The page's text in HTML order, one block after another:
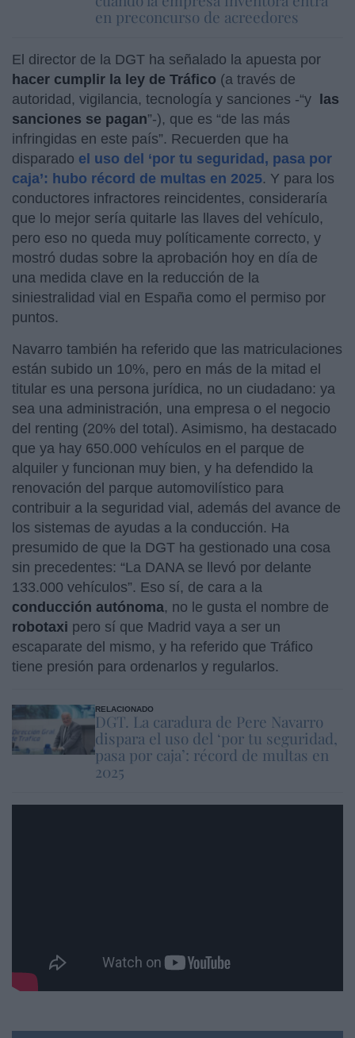
en preconcurso de acreedores
El director de la DGT ha señalado la apuesta por
hacer cumplir la ley de Tráfico (a través de
autoridad, vigilancia, tecnología y sanciones -“y las
sanciones se pagan”-), que es “de las más
infringidas en este país”. Recuerden que ha
disparado el uso del ‘por tu seguridad, pasa por
caja’: hubo récord de multas en 2025. Y para los
conductores infractores reincidentes, consideraría
que lo mejor sería quitarle las llaves del vehículo,
pero eso no queda muy políticamente correcto, y
mostró dudas sobre la aprobación hoy en día de
una medida clave en la reducción de la
siniestralidad vial en España como el permiso por
puntos.
Navarro también ha referido que las matriculaciones
están subido un 10%, pero en más de la mitad el
titular es una persona jurídica, no un ciudadano: ya
sea una administración, una empresa o el negocio
del renting (20% del total). Asimismo, ha destacado
que ya hay 650.000 vehículos en el parque de
alquiler y funcionan muy bien, y ha defendido la
renovación del parque automovilístico para
contribuir a la seguridad vial, además del avance de
los sistemas de ayudas a la conducción. Ha
presumido de que la DGT ha gestionado una cosa
sin precedentes: “La DANA se llevó por delante
133.000 vehículos”. Eso sí, de cara a la
conducción autónoma, no le gusta el nombre de
robotaxi pero sí que Madrid vaya a ser un
escaparate del mismo, y ha referido que Tráfico
tiene presión para ordenarlos y regularlos.
RELACIONADO
DGT. La caradura de Pere Navarro
dispara el uso del ‘por tu seguridad,
pasa por caja’: récord de multas en
2025